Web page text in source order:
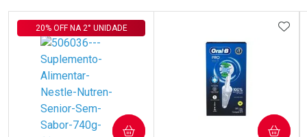
20% OFF NA 2° UNIDADE
COMPRAR COMPRAR